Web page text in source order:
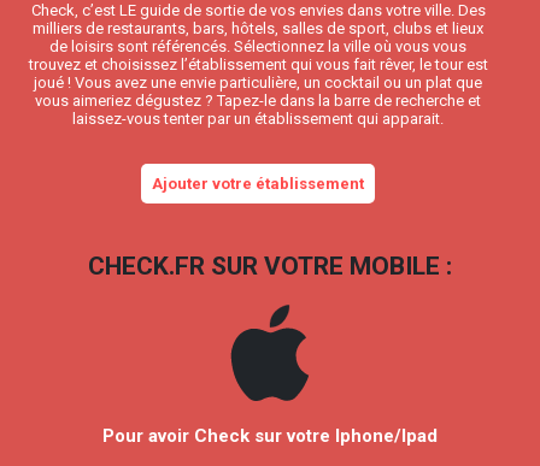
Check, c’est LE guide de sortie de vos envies dans votre ville. Des
milliers de restaurants, bars, hôtels, salles de sport, clubs et lieux
de loisirs sont référencés. Sélectionnez la ville où vous vous
trouvez et choisissez l’établissement qui vous fait rêver, le tour est
joué ! Vous avez une envie particulière, un cocktail ou un plat que
vous aimeriez dégustez ? Tapez-le dans la barre de recherche et
laissez-vous tenter par un établissement qui apparait.
Ajouter votre établissement
CHECK.FR SUR VOTRE MOBILE :
Pour avoir Check sur votre Iphone/Ipad